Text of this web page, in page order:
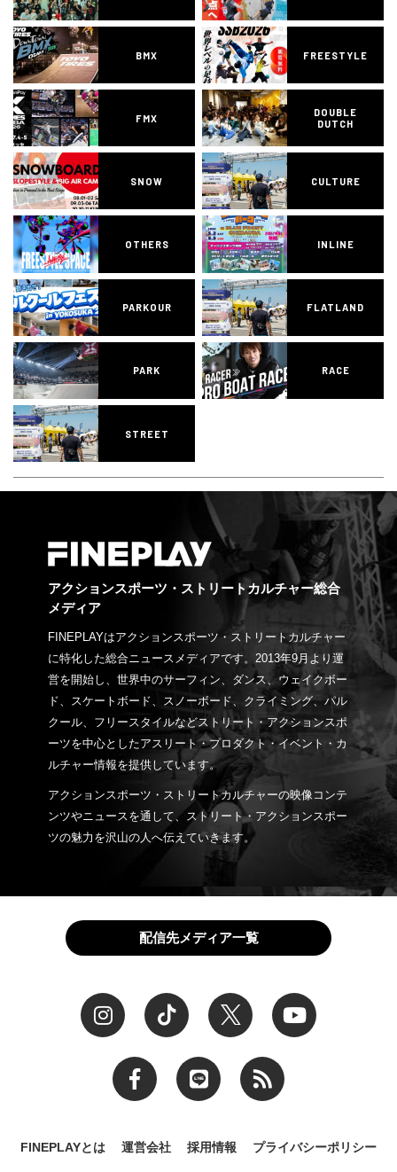
BMX FREESTYLE
FMX
DOUBLE
DUTCH
SNOW CULTURE
OTHERS INLINE
PARKOUR FLATLAND
PARK RACE
STREET
アクションスポーツ・ストリートカルチャー総合
メディア
FINEPLAYはアクションスポーツ・ストリートカルチャー
に特化した総合ニュースメディアです。2013年9月より運
営を開始し、世界中のサーフィン、ダンス、ウェイクボー
ド、スケートボード、スノーボード、クライミング、パル
クール、フリースタイルなどストリート・アクションスポ
ーツを中心としたアスリート・プロダクト・イベント・カ
ルチャー情報を提供しています。
アクションスポーツ・ストリートカルチャーの映像コンテ
ンツやニュースを通して、ストリート・アクションスポー
ツの魅力を沢山の人へ伝えていきます。
配信先メディア一覧
FINEPLAYとは 運営会社 採用情報 プライバシーポリシー